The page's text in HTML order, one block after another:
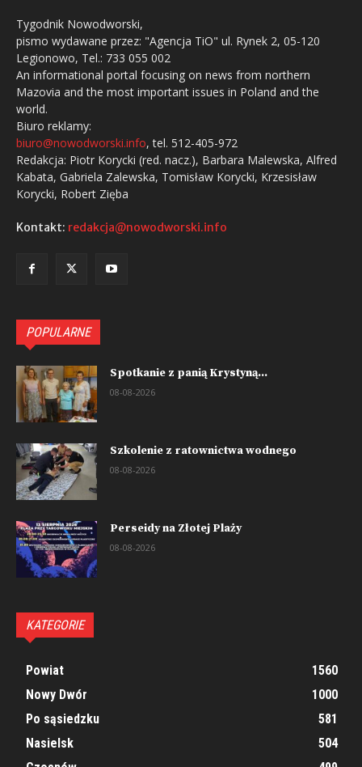
Tygodnik Nowodworski,
pismo wydawane przez: "Agencja TiO" ul. Rynek 2, 05-120
Legionowo, Tel.: 733 055 002
An informational portal focusing on news from northern
Mazovia and the most important issues in Poland and the
world.
Biuro reklamy:
biuro@nowodworski.info, tel. 512-405-972
Redakcja: Piotr Korycki (red. nacz.), Barbara Malewska, Alfred
Kabata, Gabriela Zalewska, Tomisław Korycki, Krzesisław
Korycki, Robert Zięba
Kontakt: redakcja@nowodworski.info
POPULARNE
Spotkanie z panią Krystyną...
08-08-2026
Szkolenie z ratownictwa wodnego
08-08-2026
Perseidy na Złotej Plaży
08-08-2026
KATEGORIE
Powiat
1560
Nowy Dwór
1000
Po sąsiedzku
581
Nasielsk
504